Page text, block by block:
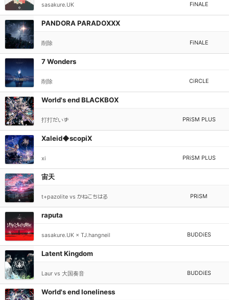
sasakure.UK FiNALE
PANDORA PARADOXXX
削除 FiNALE
7 Wonders
削除 CiRCLE
World's end BLACKBOX
打打だいず PRiSM PLUS
Xaleid◆scopiX
xi PRiSM PLUS
宙天
t+pazolite vs かねこちはる PRiSM
raputa
sasakure.UK × TJ.hangneil BUDDiES
Latent Kingdom
Laur vs 大国奏音 BUDDiES
World's end loneliness